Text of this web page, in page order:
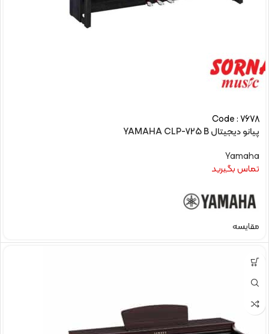
Code : 7678
پیانو دیجیتال YAMAHA CLP-725 B
Yamaha
تماس بگیرید
مقایسه